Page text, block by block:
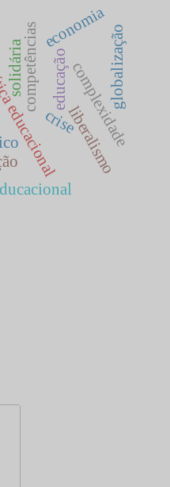
competências educaçãocomplexidade
criseliberalismo
globalização
economia
solidária